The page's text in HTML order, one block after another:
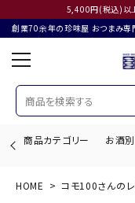
5,400円(税込)以
創業70余年の珍味屋 おつまみ専
商品カテゴリー お酒
HOME コモ100さんの